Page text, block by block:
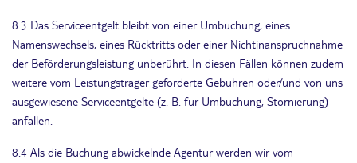
8.3 Das Serviceentgelt bleibt von einer Umbuchung, eines
Namenswechsels, eines Rücktritts oder einer Nichtinanspruchnahme
der Beförderungsleistung unberührt. In diesen Fällen können zudem
weitere vom Leistungsträger geforderte Gebühren oder/und von uns
ausgewiesene Serviceentgelte (z. B. für Umbuchung, Stornierung)
anfallen.
8.4 Als die Buchung abwickelnde Agentur werden wir vom